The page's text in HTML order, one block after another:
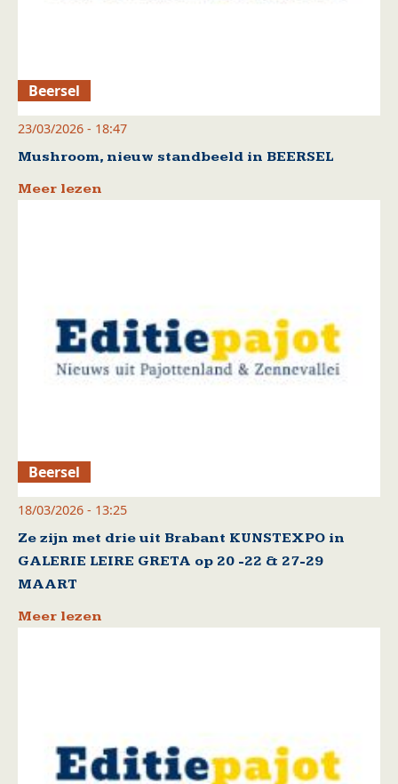
Beersel
23/03/2026 - 18:47
Mushroom, nieuw standbeeld in BEERSEL
Meer lezen
Beersel
18/03/2026 - 13:25
Ze zijn met drie uit Brabant KUNSTEXPO in
GALERIE LEIRE GRETA op 20 -22 & 27-29
MAART
Meer lezen